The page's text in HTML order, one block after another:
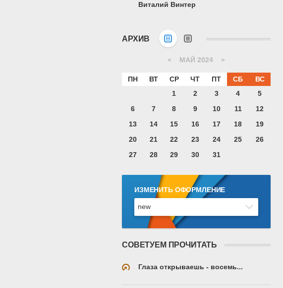
Виталий Винтер
АРХИВ
« МАЙ 2024 »
ПН ВТ СР ЧТ ПТ СБ
ВС
1
2 3 4
5
6
7 8 9 10 11
12
13
14 15 16 17 18
19
20
21 22 23 24 25
26
27
28 29 30 31
ИЗМЕНИТЬ ОФОРМЛЕНИЕ
СОВЕТУЕМ ПРОЧИТАТЬ
Глаза открываешь - восемь...